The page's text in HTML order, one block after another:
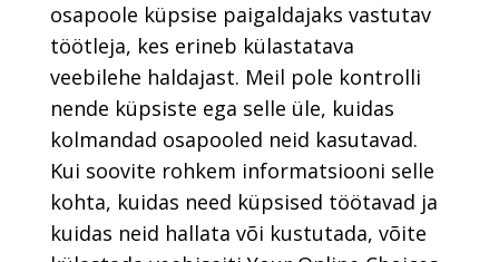
osapoole küpsise paigaldajaks vastutav
töötleja, kes erineb külastatava
veebilehe haldajast. Meil pole kontrolli
nende küpsiste ega selle üle, kuidas
kolmandad osapooled neid kasutavad.
Kui soovite rohkem informatsiooni selle
kohta, kuidas need küpsised töötavad ja
kuidas neid hallata või kustutada, võite